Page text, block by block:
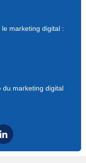
le marketing digital :
du marketing digital